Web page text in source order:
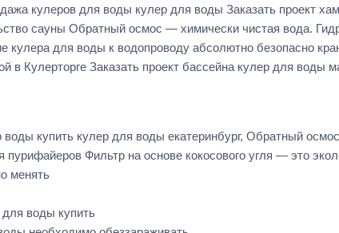
кулеров для воды кулер для воды Заказать проект
сауны Обратный осмос — химически чистая вода.
для воды к водопроводу абсолютно безопасно
в Кулерторге Заказать проект бассейна кулер для воды
воды купить кулер для воды екатеринбург, Обратный
Фильтр на основе кокосового угля — это
менять
воды купить